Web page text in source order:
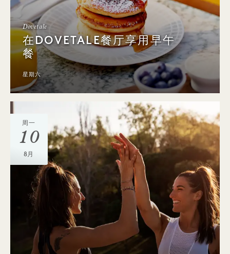
Dovetale
在DOVETALE餐厅享用早午
餐
星期六
周一
10
8月